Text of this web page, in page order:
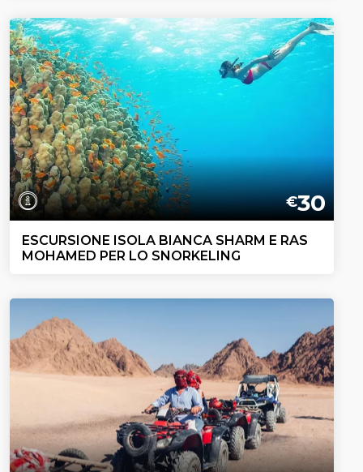
€30
ESCURSIONE ISOLA BIANCA SHARM E RAS
MOHAMED PER LO SNORKELING